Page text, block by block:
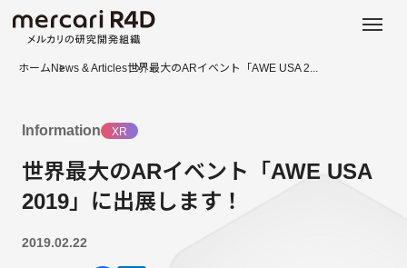
ホーム News & Articles世界最大のARイベント「AWE USA 2...
Information XR
世界最大のARイベント「AWE USA
2019」に出展します！
2019.02.22